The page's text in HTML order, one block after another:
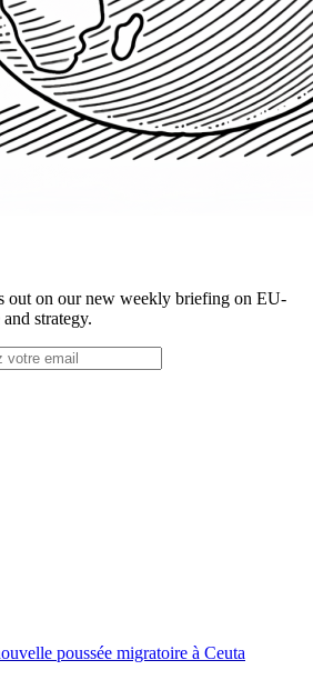
out on our new weekly briefing on EU-
strategy.
poussée migratoire à Ceuta